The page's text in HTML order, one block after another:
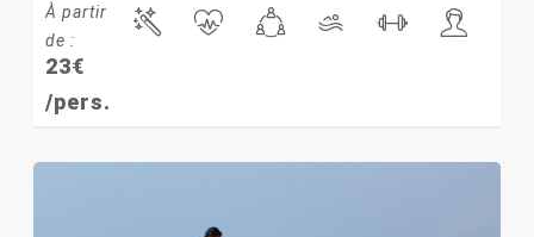
À partir
de :
23€
/pers.